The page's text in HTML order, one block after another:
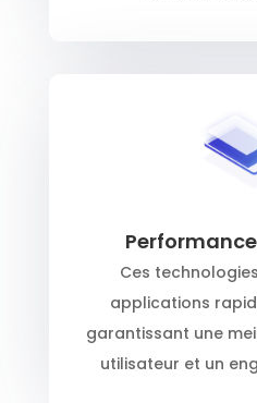
Ces
applications
garantissant une
utilisateur et un